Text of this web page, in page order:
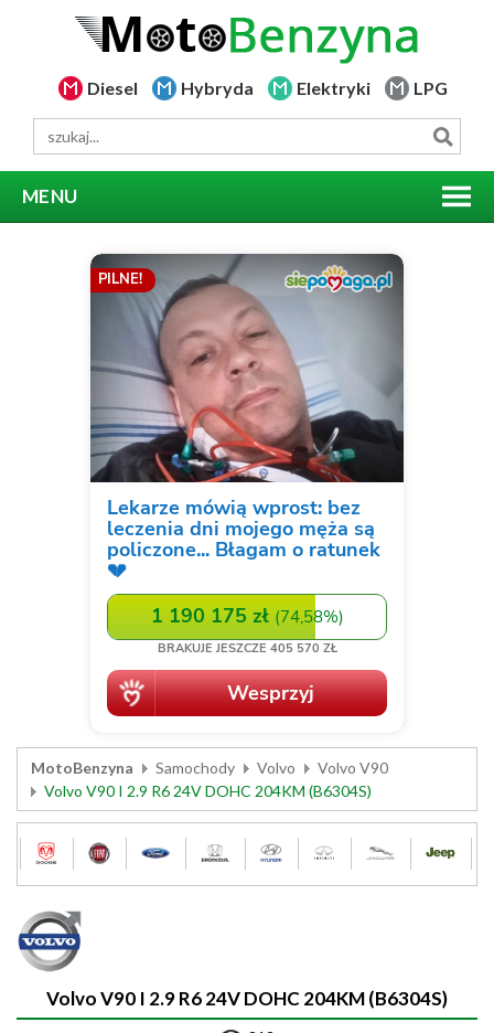
Diesel Hybryda Elektryki LPG
MENU
MotoBenzyna Samochody Volvo
Volvo V90
Volvo V90 I 2.9 R6 24V DOHC 204KM (B6304S)
Volvo V90 I 2.9 R6 24V DOHC 204KM (B6304S)